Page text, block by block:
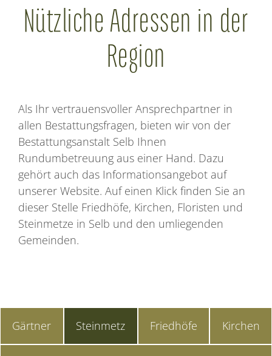
Nützliche Adressen in der
Region
Als Ihr vertrauensvoller Ansprechpartner in
allen Bestattungsfragen, bieten wir von der
Bestattungsanstalt Selb Ihnen
Rundumbetreuung aus einer Hand. Dazu
gehört auch das Informationsangebot auf
unserer Website. Auf einen Klick finden Sie an
dieser Stelle Friedhöfe, Kirchen, Floristen und
Steinmetze in Selb und den umliegenden
Gemeinden.
Gärtner Steinmetz Friedhöfe Kirchen